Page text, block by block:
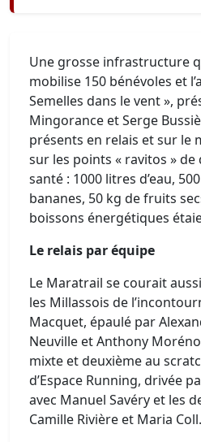
Une grosse infrastructure
mobilise 150 bénévoles et
Semelles dans le vent »,
Mingorance et Serge
présents en relais et sur le
sur les points « ravitos »
santé : 1000 litres d’eau,
bananes, 50 kg de fruits
boissons énergétiques
Le relais par équipe
Le Maratrail se courait
les Millassois de
Macquet, épaulé par
Neuville et Anthony
mixte et deuxième au
d’Espace Running, drivée
avec Manuel Savéry et les
Camille Rivière et Maria Coll.